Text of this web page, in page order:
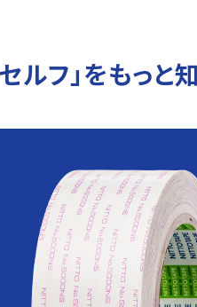
ルフ」をもっと